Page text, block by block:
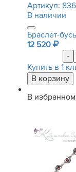
Артикул:
В наличии
Браслет-
12 520
-
Купить в 1
В избранном